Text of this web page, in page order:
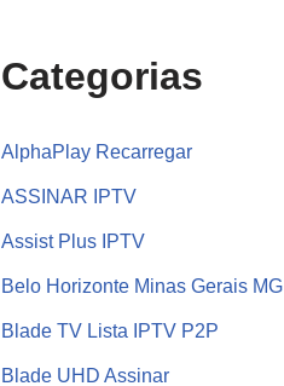
Categorias
AlphaPlay Recarregar
ASSINAR IPTV
Assist Plus IPTV
Belo Horizonte Minas Gerais MG
Blade TV Lista IPTV P2P
Blade UHD Assinar